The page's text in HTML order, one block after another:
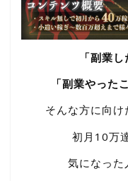
「副業
「副業やった
そんな方に向け
初月10万
気になった